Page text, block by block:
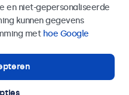
en niet-gepersonaliseerde
kunnen gegevens
met hoe Google